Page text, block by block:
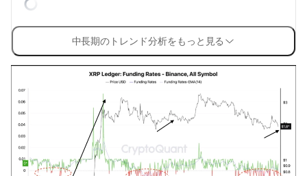
中長期のトレンド分析をもっと見る